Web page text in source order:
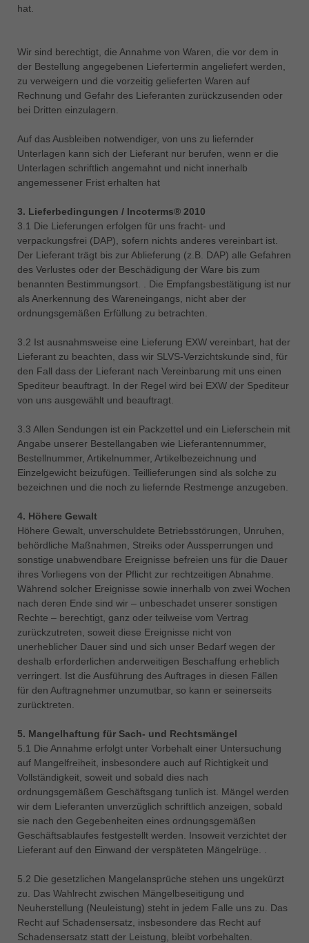
hat.
Wir sind berechtigt, die Annahme von Waren, die vor dem in
der Bestellung angegebenen Liefertermin angeliefert werden,
zu verweigern und die vorzeitig gelieferten Waren auf
Rechnung und Gefahr des Lieferanten zurückzusenden oder
bei Dritten einzulagern.
Auf das Ausbleiben notwendiger, von uns zu liefernder
Unterlagen kann sich der Lieferant nur berufen, wenn er die
Unterlagen schriftlich angemahnt und nicht innerhalb
angemessener Frist erhalten hat
3. Lieferbedingungen / Incoterms® 2010
3.1 Die Lieferungen erfolgen für uns fracht- und
verpackungsfrei (DAP), sofern nichts anderes vereinbart ist.
Der Lieferant trägt bis zur Ablieferung (z.B. DAP) alle Gefahren
des Verlustes oder der Beschädigung der Ware bis zum
benannten Bestimmungsort. . Die Empfangsbestätigung ist nur
als Anerkennung des Wareneingangs, nicht aber der
ordnungsgemäßen Erfüllung zu betrachten.
3.2 Ist ausnahmsweise eine Lieferung EXW vereinbart, hat der
Lieferant zu beachten, dass wir SLVS-Verzichtskunde sind, für
den Fall dass der Lieferant nach Vereinbarung mit uns einen
Spediteur beauftragt. In der Regel wird bei EXW der Spediteur
von uns ausgewählt und beauftragt.
3.3 Allen Sendungen ist ein Packzettel und ein Lieferschein mit
Angabe unserer Bestellangaben wie Lieferantennummer,
Bestellnummer, Artikelnummer, Artikelbezeichnung und
Einzelgewicht beizufügen. Teillieferungen sind als solche zu
bezeichnen und die noch zu liefernde Restmenge anzugeben.
4. Höhere Gewalt
Höhere Gewalt, unverschuldete Betriebsstörungen, Unruhen,
behördliche Maßnahmen, Streiks oder Aussperrungen und
sonstige unabwendbare Ereignisse befreien uns für die Dauer
ihres Vorliegens von der Pflicht zur rechtzeitigen Abnahme.
Während solcher Ereignisse sowie innerhalb von zwei Wochen
nach deren Ende sind wir – unbeschadet unserer sonstigen
Rechte – berechtigt, ganz oder teilweise vom Vertrag
zurückzutreten, soweit diese Ereignisse nicht von
unerheblicher Dauer sind und sich unser Bedarf wegen der
deshalb erforderlichen anderweitigen Beschaffung erheblich
verringert. Ist die Ausführung des Auftrages in diesen Fällen
für den Auftragnehmer unzumutbar, so kann er seinerseits
zurücktreten.
5. Mangelhaftung für Sach- und Rechtsmängel
5.1 Die Annahme erfolgt unter Vorbehalt einer Untersuchung
auf Mangelfreiheit, insbesondere auch auf Richtigkeit und
Vollständigkeit, soweit und sobald dies nach
ordnungsgemäßem Geschäftsgang tunlich ist. Mängel werden
wir dem Lieferanten unverzüglich schriftlich anzeigen, sobald
sie nach den Gegebenheiten eines ordnungsgemäßen
Geschäftsablaufes festgestellt werden. Insoweit verzichtet der
Lieferant auf den Einwand der verspäteten Mängelrüge. .
5.2 Die gesetzlichen Mangelansprüche stehen uns ungekürzt
zu. Das Wahlrecht zwischen Mängelbeseitigung und
Neuherstellung (Neuleistung) steht in jedem Falle uns zu. Das
Recht auf Schadensersatz, insbesondere das Recht auf
Schadensersatz statt der Leistung, bleibt vorbehalten.